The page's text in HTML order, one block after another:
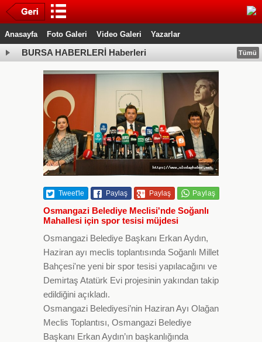
Anasayfa Foto Galeri Video Galeri Yazarlar
BURSA HABERLERİ Haberleri Tümü
Tweet'le Paylaş Paylaş
Osmangazi Belediye Meclisi'nde Soğanlı
Mahallesi için spor tesisi müjdesi
Osmangazi Belediye Başkanı Erkan Aydın,
Haziran ayı meclis toplantısında Soğanlı Millet
Bahçesi'ne yeni bir spor tesisi yapılacağını ve
Demirtaş Atatürk Evi projesinin yakından takip
edildiğini açıkladı.
Osmangazi Belediyesi’nin Haziran Ayı Olağan
Meclis Toplantısı, Osmangazi Belediye
Başkanı Erkan Aydın’ın başkanlığında